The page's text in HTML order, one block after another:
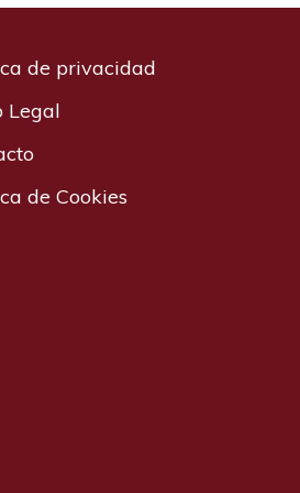
de privacidad
Legal
de Cookies